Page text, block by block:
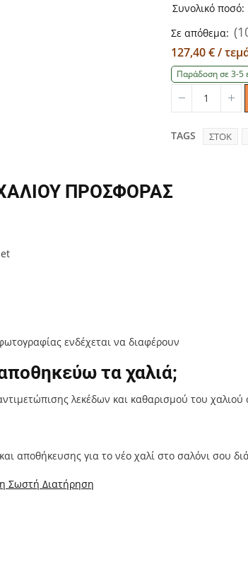
Συνολικό ποσό:
Σε απόθεμα:
127,40 € /
Παράδοση σε 3-5
Quantity
TAGS ΣΤΟΚ
ΠΡΟΣΦΟΡΑΣ
ενδέχεται να διαφέρουν
τα χαλιά;
λεκέδων και καθαρισμού του
αποθήκευσης για το νέο χαλί στο σαλόνι σου
Σωστή Διατήρηση